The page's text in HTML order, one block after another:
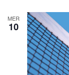
MER
10